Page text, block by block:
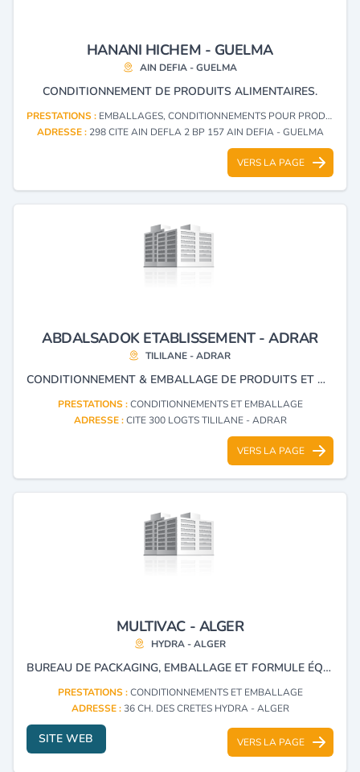
HANANI HICHEM - GUELMA
AIN DEFIA - GUELMA
CONDITIONNEMENT DE PRODUITS ALIMENTAIRES.
PRESTATIONS : EMBALLAGES, CONDITIONNEMENTS POUR PRODUITS ET DENRÉES ALIMENTAIRES
ADRESSE : 298 CITE AIN DEFLA 2 BP 157 AIN DEFIA - GUELMA
VERS LA PAGE
ABDALSADOK ETABLISSEMENT - ADRAR
TILILANE - ADRAR
CONDITIONNEMENT & EMBALLAGE DE PRODUITS ET DENRÉES ALIMENTAIRES.
PRESTATIONS :CONDITIONNEMENTS ET EMBALLAGE
ADRESSE :CITE 300 LOGTS TILILANE - ADRAR
VERS LA PAGE
MULTIVAC - ALGER
HYDRA - ALGER
BUREAU DE PACKAGING, EMBALLAGE ET FORMULE ÉQUIPEMENT POUR LE CONDITIONNEMENT AGROALIMENTAIRE.
PRESTATIONS :CONDITIONNEMENTS ET EMBALLAGE
ADRESSE :36 CH. DES CRETES HYDRA - ALGER
SITE WEB VERS LA PAGE